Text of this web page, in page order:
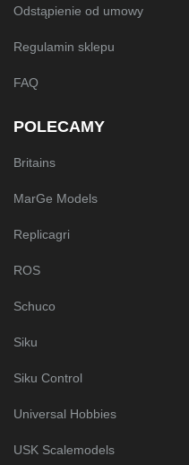
Odstąpienie od umowy
Regulamin sklepu
FAQ
POLECAMY
Britains
MarGe Models
Replicagri
ROS
Schuco
Siku
Siku Control
Universal Hobbies
USK Scalemodels